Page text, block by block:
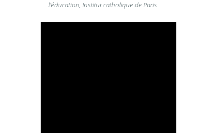
l’éducation, Institut catholique de Paris